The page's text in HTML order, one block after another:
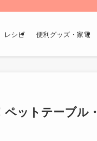
レシピ 便利グッズ・家電
ットテーブル・